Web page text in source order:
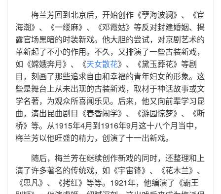
梅兰芳回到北京后，开始创作《孽海波澜》、《宦
海潮》、《一缕麻》、《邓霞姑》等反对封建婚姻、揭
露官场黑暗的时装新戏。他大胆的尝试，对京剧艺术的
革新起了不小的作用。不久，又排演了一些古装新戏，
如《嫦娥奔月》、《天女散花》、《黛玉葬花》等剧
目，刻画了那些追求自由和幸福的青年妇女的形象。这
些是舞台上从未出现的古装新戏，取材于神话故事或文
学名著，为观众所喜闻乐见。后来，他又向前辈学习昆
曲，演出昆曲剧目《春香闹学》、《游园惊梦》、《断
桥》等。从1915年4月到1916年9月这十八个月当中，
梅兰芳以他旺盛的精力，创演了十一出新戏。
随后，梅兰芳在继续创作新戏的同时，还整理和上
演了许多著名的传统戏，如《宇宙锋》、《花木兰》、
《思凡》、《拷红》等等。1921年，他编演了《霸王